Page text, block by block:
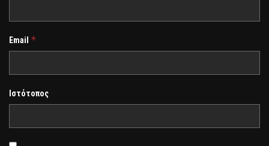
Email *
Ιστότοπος